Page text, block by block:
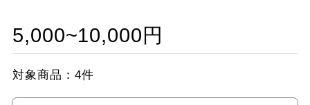
5,000~10,000円
対象商品： 4件